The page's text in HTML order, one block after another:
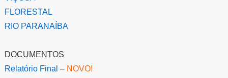
FLORESTAL
RIO PARANAÍBA
DOCUMENTOS
Relatório Final – NOVO!